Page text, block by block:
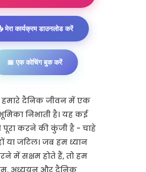
मेरा कार्यक्रम डाउनलोड करें
📅 एक कोचिंग बुक करें
हमारे दैनिक जीवन में एक
निभाती है। यह कई
पूरा करने की कुंजी है - चाहे
या जटिल। जब हम ध्यान
में सक्षम होते हैं, तो हम
अध्ययन और दैनिक